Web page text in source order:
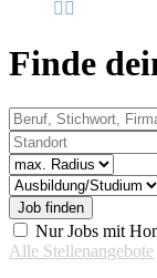
Finde
Beruf, Stichwort,
Standort
Radius
Vertragsart
Nur Jobs mit
Alle Stellenangebote